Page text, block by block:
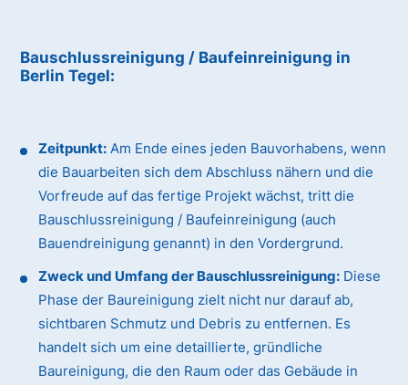
Bauschlussreinigung / Baufeinreinigung in
Berlin Tegel:
Zeitpunkt: Am Ende eines jeden Bauvorhabens, wenn
die Bauarbeiten sich dem Abschluss nähern und die
Vorfreude auf das fertige Projekt wächst, tritt die
Bauschlussreinigung / Baufeinreinigung (auch
Bauendreinigung genannt) in den Vordergrund.
Zweck und Umfang der Bauschlussreinigung: Diese
Phase der Baureinigung zielt nicht nur darauf ab,
sichtbaren Schmutz und Debris zu entfernen. Es
handelt sich um eine detaillierte, gründliche
Baureinigung, die den Raum oder das Gebäude in